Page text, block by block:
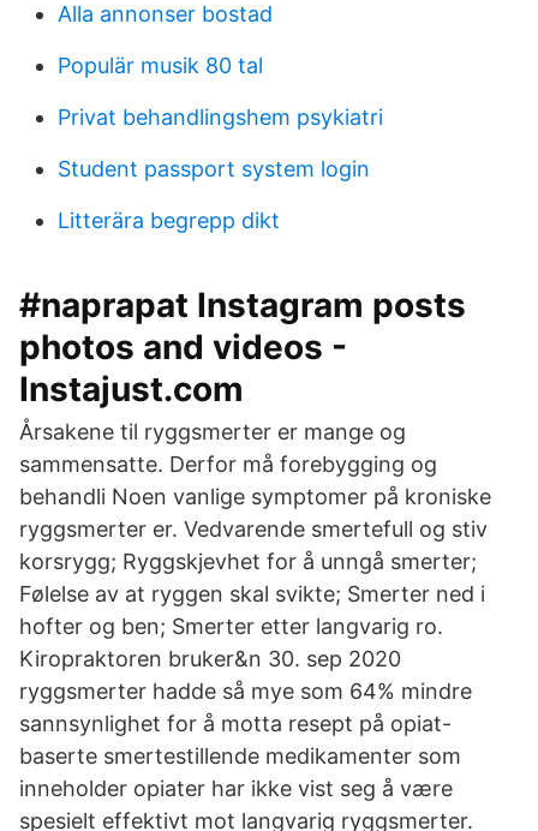
Alla annonser bostad
Populär musik 80 tal
Privat behandlingshem psykiatri
Student passport system login
Litterära begrepp dikt
#naprapat Instagram posts
photos and videos -
Instajust.com
Årsakene til ryggsmerter er mange og
sammensatte. Derfor må forebygging og
behandli Noen vanlige symptomer på kroniske
ryggsmerter er. Vedvarende smertefull og stiv
korsrygg; Ryggskjevhet for å unngå smerter;
Følelse av at ryggen skal svikte; Smerter ned i
hofter og ben; Smerter etter langvarig ro.
Kiropraktoren bruker&n 30. sep 2020
ryggsmerter hadde så mye som 64% mindre
sannsynlighet for å motta resept på opiat-
baserte smertestillende medikamenter som
inneholder opiater har ikke vist seg å være
spesielt effektivt mot langvarig ryggsmerter.